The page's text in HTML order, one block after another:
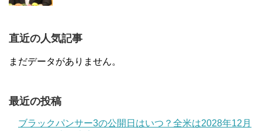
直近の人気記事
まだデータがありません。
最近の投稿
ブラックパンサー3の公開日はいつ？全米は2028年12月